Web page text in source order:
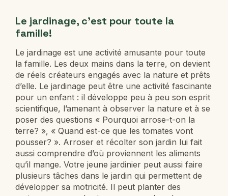
Le jardinage, c’est pour toute la
famille!
Le jardinage est une activité amusante pour toute
la famille. Les deux mains dans la terre, on devient
de réels créateurs engagés avec la nature et prêts
d’elle. Le jardinage peut être une activité fascinante
pour un enfant : il développe peu à peu son esprit
scientifique, l’amenant à observer la nature et à se
poser des questions « Pourquoi arrose-t-on la
terre? », « Quand est-ce que les tomates vont
pousser? ». Arroser et récolter son jardin lui fait
aussi comprendre d’où proviennent les aliments
qu’il mange. Votre jeune jardinier peut aussi faire
plusieurs tâches dans le jardin qui permettent de
développer sa motricité. Il peut planter des